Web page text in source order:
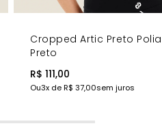
Cropped Artic Preto
Preto
R$ 111,00
Ou3x deR$ 37,00sem juros